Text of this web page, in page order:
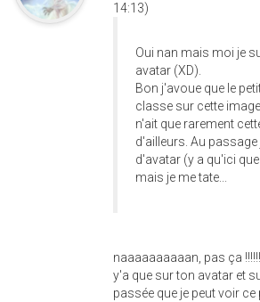
14:13)
Oui nan mais moi je
avatar (XD).
Bon j'avoue que le
classe sur cette
n'ait que rarement
d'ailleurs. Au
d'avatar (y a qu'ici
mais je me tate...
naaaaaaaaaan, pas ça
y'a que sur ton avatar et
passée que je peut voir